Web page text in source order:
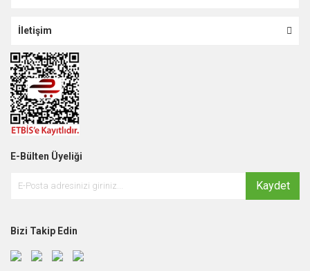
İletişim
E-Bülten Üyeliği
Kaydet
Bizi Takip Edin